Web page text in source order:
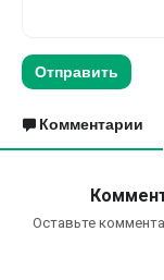
Отправить
Комментарии
Оставьте